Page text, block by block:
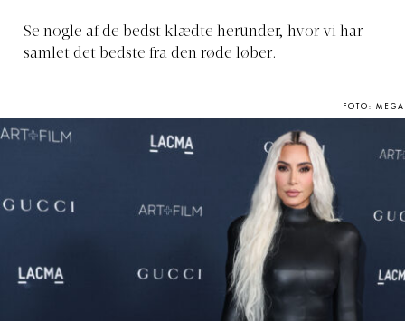
Se nogle af de bedst klædte herunder, hvor vi har
samlet det bedste fra den røde løber.
FOTO: MEGA